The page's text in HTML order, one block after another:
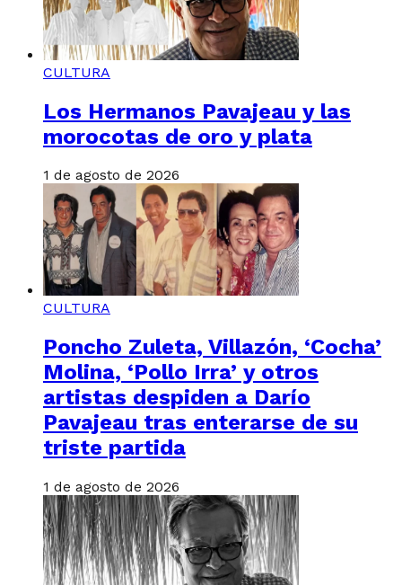
CULTURA
Los Hermanos Pavajeau y las
morocotas de oro y plata
1 de agosto de 2026
CULTURA
Poncho Zuleta, Villazón, ‘Cocha’
Molina, ‘Pollo Irra’ y otros
artistas despiden a Darío
Pavajeau tras enterarse de su
triste partida
1 de agosto de 2026